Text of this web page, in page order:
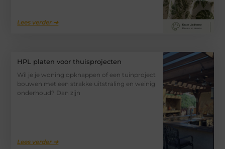
Lees verder ➜
HPL platen voor thuisprojecten
Wil je je woning opknappen of een tuinproject
bouwen met een strakke uitstraling en weinig
onderhoud? Dan zijn
Lees verder ➜